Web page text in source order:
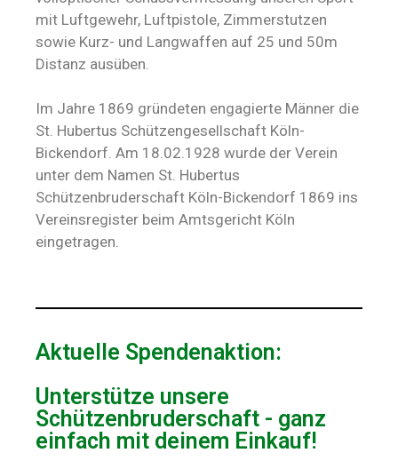
mit Luftgewehr, Luftpistole, Zimmerstutzen
sowie Kurz- und Langwaffen auf 25 und 50m
Distanz ausüben.
Im Jahre 1869 gründeten engagierte Männer die
St. Hubertus Schützengesellschaft Köln-
Bickendorf. Am 18.02.1928 wurde der Verein
unter dem Namen St. Hubertus
Schützenbruderschaft Köln-Bickendorf 1869 ins
Vereinsregister beim Amtsgericht Köln
eingetragen.
Aktuelle Spendenaktion:
Unterstütze unsere
Schützenbruderschaft - ganz
einfach mit deinem Einkauf!